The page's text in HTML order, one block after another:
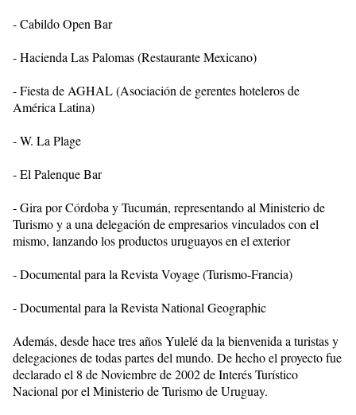
- Cabildo Open Bar
- Hacienda Las Palomas (Restaurante Mexicano)
- Fiesta de AGHAL (Asociación de gerentes hoteleros de
América Latina)
- W. La Plage
- El Palenque Bar
- Gira por Córdoba y Tucumán, representando al Ministerio de
Turismo y a una delegación de empresarios vinculados con el
mismo, lanzando los productos uruguayos en el exterior
- Documental para la Revista Voyage (Turismo-Francia)
- Documental para la Revista National Geographic
Además, desde hace tres años Yulelé da la bienvenida a turistas y
delegaciones de todas partes del mundo. De hecho el proyecto fue
declarado el 8 de Noviembre de 2002 de Interés Turístico
Nacional por el Ministerio de Turismo de Uruguay.